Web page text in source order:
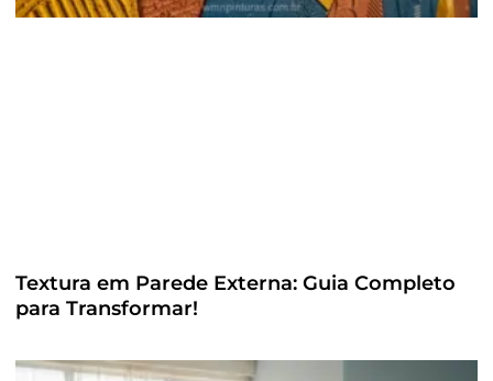
Textura em Parede Externa: Guia Completo
para Transformar!